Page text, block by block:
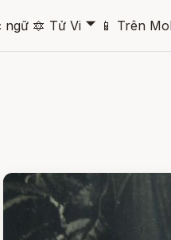
ngữ 🔯 Tử Vi 🞃 📱 Trên